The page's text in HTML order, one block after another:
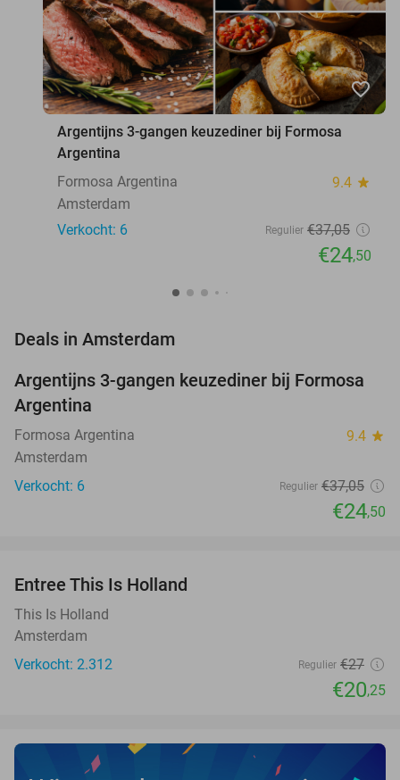
favorite_border
Argentijns 3-gangen keuzediner bij Formosa
Argentina
Formosa Argentina
9.4 star
Amsterdam
Verkocht: 6
Regulier €37,05
€24,50
Deals in Amsterdam
34%
NEW
TODAY
Argentijns 3-gangen keuzediner bij Formosa
Argentina
Formosa Argentina 9.4 star
Amsterdam
Verkocht: 6
Regulier €37,05
€24,50
Entree This Is Holland
This Is Holland
Amsterdam
Verkocht: 2.312
Regulier €27
€20,25